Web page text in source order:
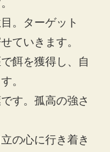
。ターゲット
ていきます。
餌を獲得し、自
。
す。孤高の強さ
の心に行き着き